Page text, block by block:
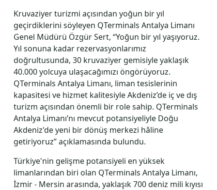
Kruvaziyer turizmi açısından yoğun bir yıl
geçirdiklerini söyleyen QTerminals Antalya Limanı
Genel Müdürü Özgür Sert, “Yoğun bir yıl yaşıyoruz.
Yıl sonuna kadar rezervasyonlarımız
doğrultusunda, 30 kruvaziyer gemisiyle yaklaşık
40.000 yolcuya ulaşacağımızı öngörüyoruz.
QTerminals Antalya Limanı, liman tesislerinin
kapasitesi ve hizmet kalitesiyle Akdeniz’de iç ve dış
turizm açısından önemli bir role sahip. QTerminals
Antalya Limanı’nı mevcut potansiyeliyle Doğu
Akdeniz'de yeni bir dönüş merkezi hâline
getiriyoruz” açıklamasında bulundu.
Türkiye'nin gelişme potansiyeli en yüksek
limanlarından biri olan QTerminals Antalya Limanı,
İzmir - Mersin arasında, yaklaşık 700 deniz mili kıyısı